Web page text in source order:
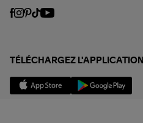
TÉLÉCHARGEZ L'APPLICATION